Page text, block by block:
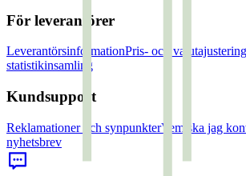
För leverantörer
LeverantörsinformationPris- och valutajustering
statistikinsamling
Kundsupport
Reklamationer och synpunkterVem ska jag
nyhetsbrev